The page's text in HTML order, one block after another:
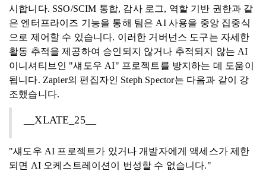
시합니다. SSO/SCIM 통합, 감사 로그, 역할 기반 권한과 같
은 엔터프라이즈 기능을 통해 팀은 AI 사용을 중앙 집중식
으로 제어할 수 있습니다. 이러한 거버넌스 도구는 자세한
활동 추적을 제공하여 승인되지 않거나 추적되지 않는 AI
이니셔티브인 "섀도우 AI" 프로젝트를 방지하는 데 도움이
됩니다. Zapier의 편집자인 Steph Spector는 다음과 같이 강
조했습니다.
__XLATE_25__
"섀도우 AI 프로젝트가 있거나 개발자에게 액세스가 제한
되면 AI 오케스트레이션이 번성할 수 없습니다."